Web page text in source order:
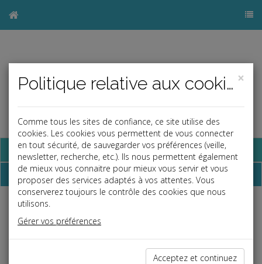
Base documentaire
Dossiers
Espace réservé
×
Politique relative aux cookies
Comme tous les sites de confiance, ce site utilise des
cookies. Les cookies vous permettent de vous connecter
en tout sécurité, de sauvegarder vos préférences (veille,
newsletter, recherche, etc.). Ils nous permettent également
de mieux vous connaitre pour mieux vous servir et vous
proposer des services adaptés à vos attentes. Vous
conserverez toujours le contrôle des cookies que nous
utilisons.
Gérer vos préférences
Acceptez et continuez